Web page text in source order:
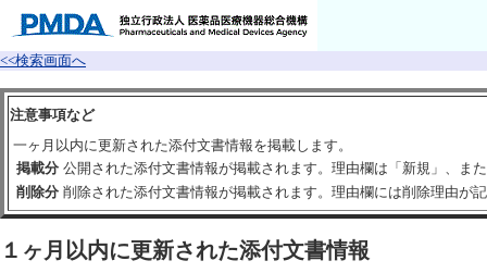
<<検索画面へ
注意事項など
一ヶ月以内に更新された添付文書情報を掲載します。
掲載分 公開された添付文書情報が掲載されます。理由欄は「新規」、ま
削除分 削除された添付文書情報が掲載されます。理由欄には削除理由が
１ヶ月以内に更新された添付文書情報